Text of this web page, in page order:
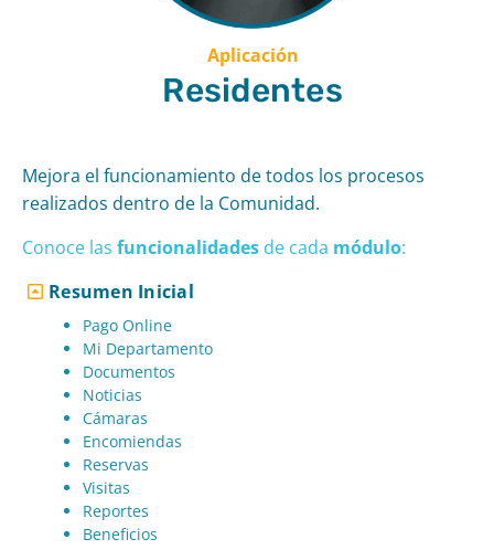
Aplicación
Residentes
Mejora el funcionamiento de todos los procesos
realizados dentro de la Comunidad.
Conoce las funcionalidades de cada módulo:
Resumen Inicial
Pago Online
Mi Departamento
Documentos
Noticias
Cámaras
Encomiendas
Reservas
Visitas
Reportes
Beneficios